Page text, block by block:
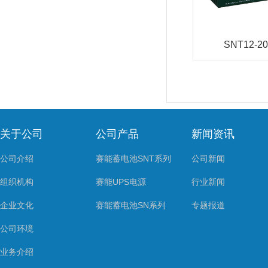
SNT12-
关于公司
公司介绍
组织机构
企业文化
公司环境
业务介绍
公司产品
赛能蓄电池SNT系列
赛能UPS电源
赛能蓄电池SN系列
新闻资讯
公司新闻
行业新闻
专题报道